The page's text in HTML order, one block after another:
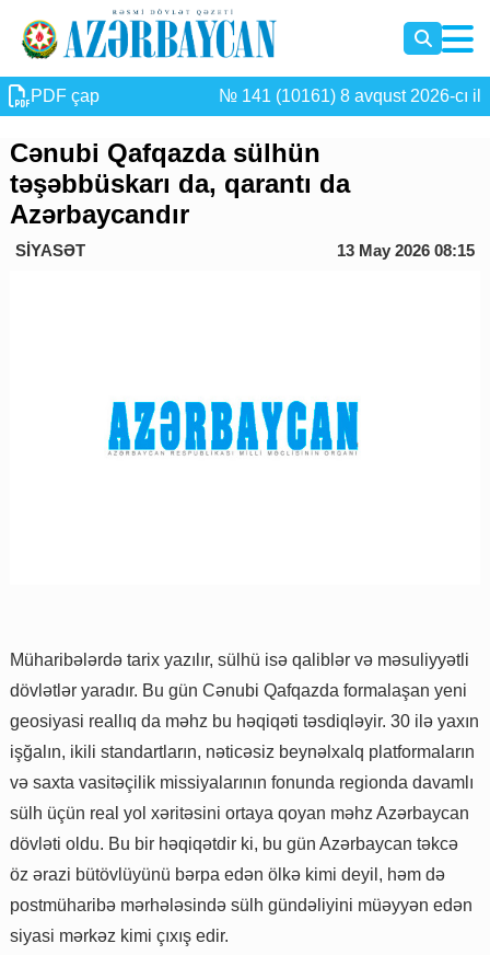
PDF çap № 141 (10161) 8 avqust 2026-cı il
Cənubi Qafqazda sülhün
təşəbbüskarı da, qarantı da
Azərbaycandır
SİYASƏT 13 May 2026 08:15
Müharibələrdə tarix yazılır, sülhü isə qaliblər və məsuliyyətli
dövlətlər yaradır. Bu gün Cənubi Qafqazda formalaşan yeni
geosiyasi reallıq da məhz bu həqiqəti təsdiqləyir. 30 ilə yaxın
işğalın, ikili standartların, nəticəsiz beynəlxalq platformaların
və saxta vasitəçilik missiyalarının fonunda regionda davamlı
sülh üçün real yol xəritəsini ortaya qoyan məhz Azərbaycan
dövləti oldu. Bu bir həqiqətdir ki, bu gün Azərbaycan təkcə
öz ərazi bütövlüyünü bərpa edən ölkə kimi deyil, həm də
postmüharibə mərhələsində sülh gündəliyini müəyyən edən
siyasi mərkəz kimi çıxış edir.